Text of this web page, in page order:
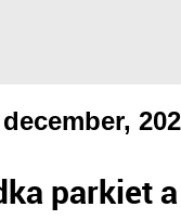
december,
parkiet